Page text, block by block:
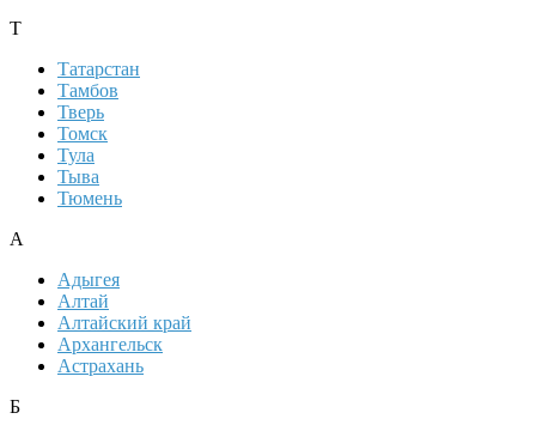
Т
Татарстан
Тамбов
Тверь
Томск
Тула
Тыва
Тюмень
А
Адыгея
Алтай
Алтайский край
Архангельск
Астрахань
Б